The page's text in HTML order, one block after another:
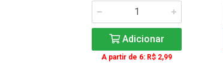
Adicionar
A partir de 6: R$ 2,99